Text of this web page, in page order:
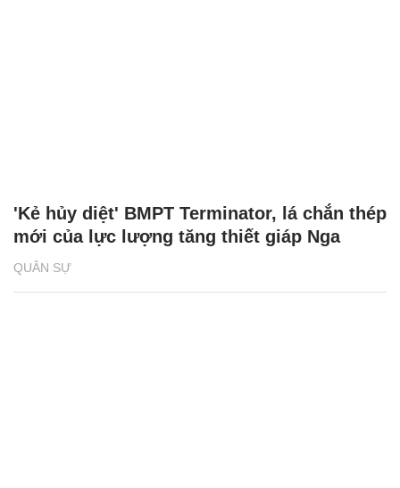
QUÂN SỰ
'Kẻ hủy diệt' BMPT Terminator, lá chắn thép
mới của lực lượng tăng thiết giáp Nga